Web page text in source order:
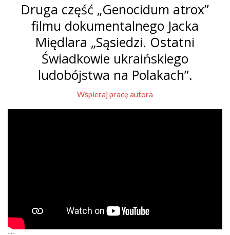
Druga część „Genocidum atrox”
filmu dokumentalnego Jacka
Międlara „Sąsiedzi. Ostatni
Świadkowie ukraińskiego
ludobójstwa na Polakach”.
Wspieraj pracę autora